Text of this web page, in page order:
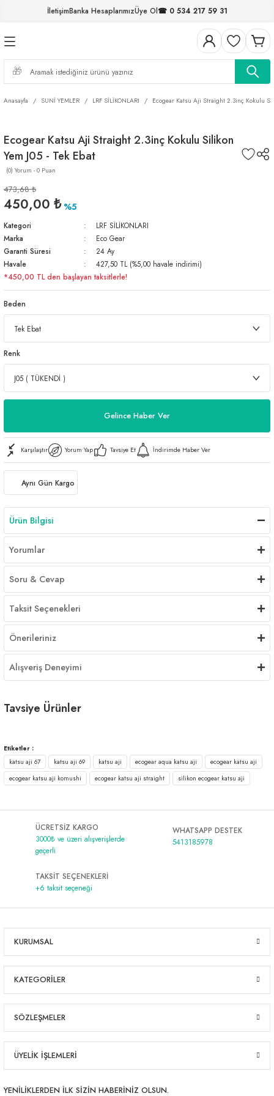
İletişimBanka HesaplarımızÜye Ol☎ 0 534 217 59 31
Geri Dön
Geri Dön
Geri Dön
MİSİNALAR
Geri Dön
FIRDÖNDÜLER
Geri Dön
Geri Dön
Geri Dön
Geri Dön
Anasayfa SUNİ YEMLER LRF SİLİKONLARI Ecogear Katsu Aji Straight 2.3inç Kokulu
Ecogear Katsu Aji Straight 2.3inç Kokulu Silikon
Yem J05 - Tek Ebat
(0) Yorum - 0 Puan
473,68 ₺
450,00 ₺ %5
Kategori
LRF SİLİKONLARI
Marka
Eco Gear
Garanti Süresi
24 Ay
Havale
427,50 TL (%5,00 havale indirimi)
*450,00 TL den başlayan taksitlerle!
Beden
Renk
Gelince Haber Ver
Karşılaştır Yorum Yap Tavsiye Et İndirimde Haber Ver
Aynı Gün Kargo
Ürün Bilgisi
Yorumlar
Soru & Cevap
Taksit Seçenekleri
Önerileriniz
Alışveriş Deneyimi
Tavsiye Ürünler
450,00 ₺
450,00 ₺
Etiketler :
katsu aji 67
katsu aji 69 katsu aji ecogear aqua katsu aji
ecogear katsu aji
ecogear katsu aji komushi
ecogear katsu aji straight silikon ecogear katsu aji
ÜCRETSİZ KARGO
3000₺ ve üzeri alışverişlerde
geçerli
WHATSAPP DESTEK
5413185978
TAKSİT SEÇENEKLERİ
+6 taksit seçeneği
KURUMSAL
KATEGORİLER
SÖZLEŞMELER
ÜYELİK İŞLEMLERİ
YENİLİKLERDEN İLK SİZİN HABERİNİZ OLSUN.